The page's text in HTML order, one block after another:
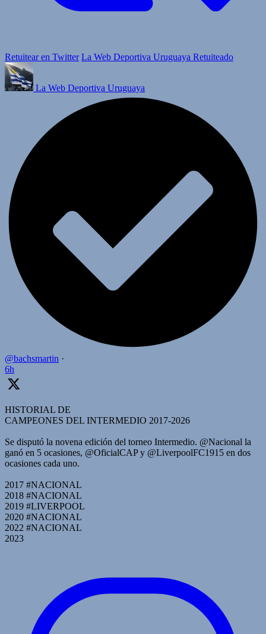
Retuitear en Twitter La Web Deportiva Uruguaya Retuiteado
La Web Deportiva Uruguaya
@bachsmartin ·
6h
HISTORIAL DE
CAMPEONES DEL INTERMEDIO 2017-2026
Se disputó la novena edición del torneo Intermedio. @Nacional la
ganó en 5 ocasiones, @OficialCAP y @LiverpoolFC1915 en dos
ocasiones cada uno.
2017 #NACIONAL
2018 #NACIONAL
2019 #LIVERPOOL
2020 #NACIONAL
2022 #NACIONAL
2023